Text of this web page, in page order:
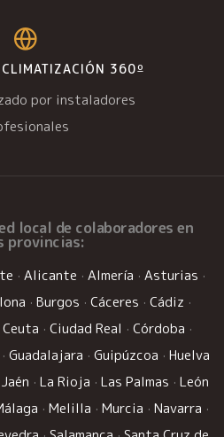
CLIMATIZACIÓN 360º
por instaladores
local de colaboradores en
provincias:
· Alicante · Almería · Asturias ·
· Burgos · Cáceres · Cádiz ·
Ceuta · Ciudad Real · Córdoba ·
· Guadalajara · Guipúzcoa · Huelva
Jaén · La Rioja · Las Palmas · León
· Melilla · Murcia · Navarra ·